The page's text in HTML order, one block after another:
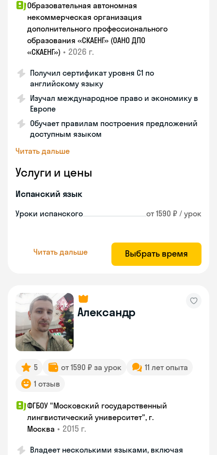
Образовательная автономная
некоммерческая организация
дополнительного профессионального
образования «СКАЕНГ» (ОАНО ДПО
«СКАЕНГ») • 2026 г.
Получил сертификат уровня С1 по
английскому языку
Изучал международное право и экономику в
Европе
Обучает правилам построения предложений
доступным языком
Читать дальше
Услуги и цены
Испанский язык
Уроки испанского от 1590 ₽ / урок
Читать дальше Выбрать время
Александр
5 от 1590 ₽ за урок
11 лет опыта
1 отзыв
ФГБОУ "Московский государственный
лингвистический университет", г.
Москва • 2015 г.
Владеет несколькими языками, включая